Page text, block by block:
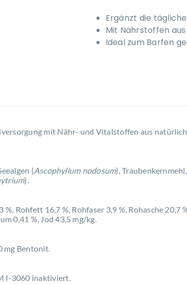
Ergänzt die
Mit Nährstoffen
Ideal zum Barfen
mit Nähr- und Vitalstoffen aus
(Ascophyllum nodosum),
).
Rohfett 16,7 %, Rohfaser 3,9 %, Rohasche 20,7
0,41 %, Jod 43,5 mg/kg.
mg Bentonit.
I-3060 inaktiviert.